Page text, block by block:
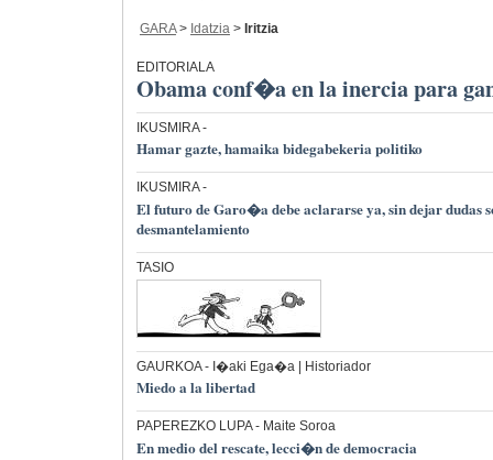
GARA> Idatzia > Iritzia
EDITORIALA
Obama conf�a en la inercia para
IKUSMIRA-
Hamar gazte, hamaika bidegabekeria politiko
IKUSMIRA-
El futuro de Garo�a debe aclararse ya, sin dejar dudas
desmantelamiento
TASIO
GAURKOA- I�aki Ega�a | Historiador
Miedo a la libertad
PAPEREZKO LUPA- Maite Soroa
En medio del rescate, lecci�n de democracia